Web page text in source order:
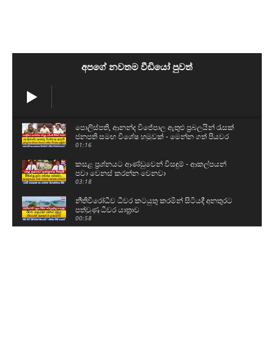
අපගේ නවතම වීඩියෝ පුවත්
පොලිස්පති, ආනන්ද විජේපාල ඇතුළු ප්‍රබලයින් රැසක්
ජනපති සමඟ විශේෂ හමුවක් - මෙන්න ගත් පියවර
01:16
කසළ ප්‍රශ්නයට ආණ්ඩුවෙන් විසඳුම් - ආකල්පයන්
පවා වෙනස් කරන්න වෙනවා
03:18
නීතිවිරෝධීව ධීවර කටයුතු කරමින් සිටියදී අනතුරට
පත්වුණු ධීවර යාත්‍රාව
00:58